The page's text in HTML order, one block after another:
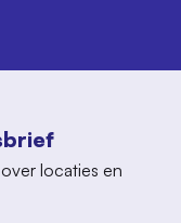
locaties en